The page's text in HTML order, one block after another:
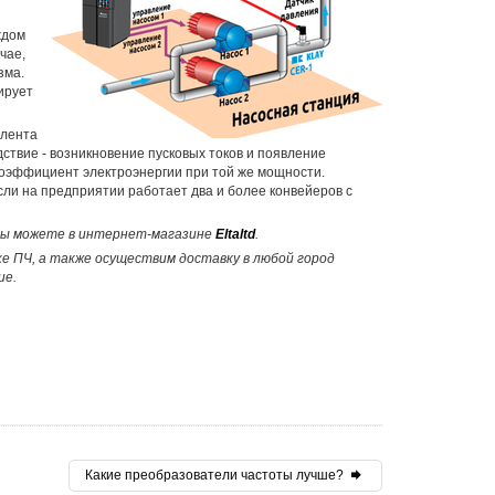
- возникновение пусковых токов и появление
электроэнергии при той же мощности.
на предприятии работает два и более конвейеров с
можете в интернет-магазине Eltaltd.
ПЧ, а также осуществим доставку в любой город
Какие преобразователи частоты лучше?